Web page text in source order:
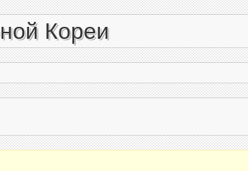
Кореи